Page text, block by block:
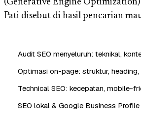
(Generative Engine
Pati disebut di hasil pencarian
Audit SEO menyeluruh: teknikal,
Optimasi on-page: struktur,
Technical SEO: kecepatan, mobile-
SEO lokal & Google Business